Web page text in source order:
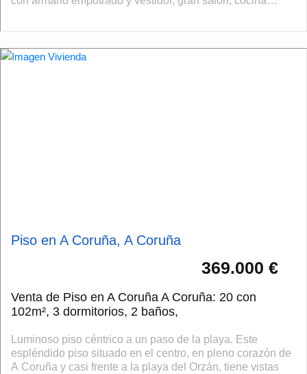
Piso en A Coruña, A Coruña
369.000 €
Venta de Piso en A Coruña A Coruña: 20 con
102m², 3 dormitorios, 2 baños,
Luminoso piso céntrico a un paso de la playa. Este
espléndido piso situado en el centro, en pleno corazón de
A Coruña y casi frente a la playa del Orzán, tiene vistas